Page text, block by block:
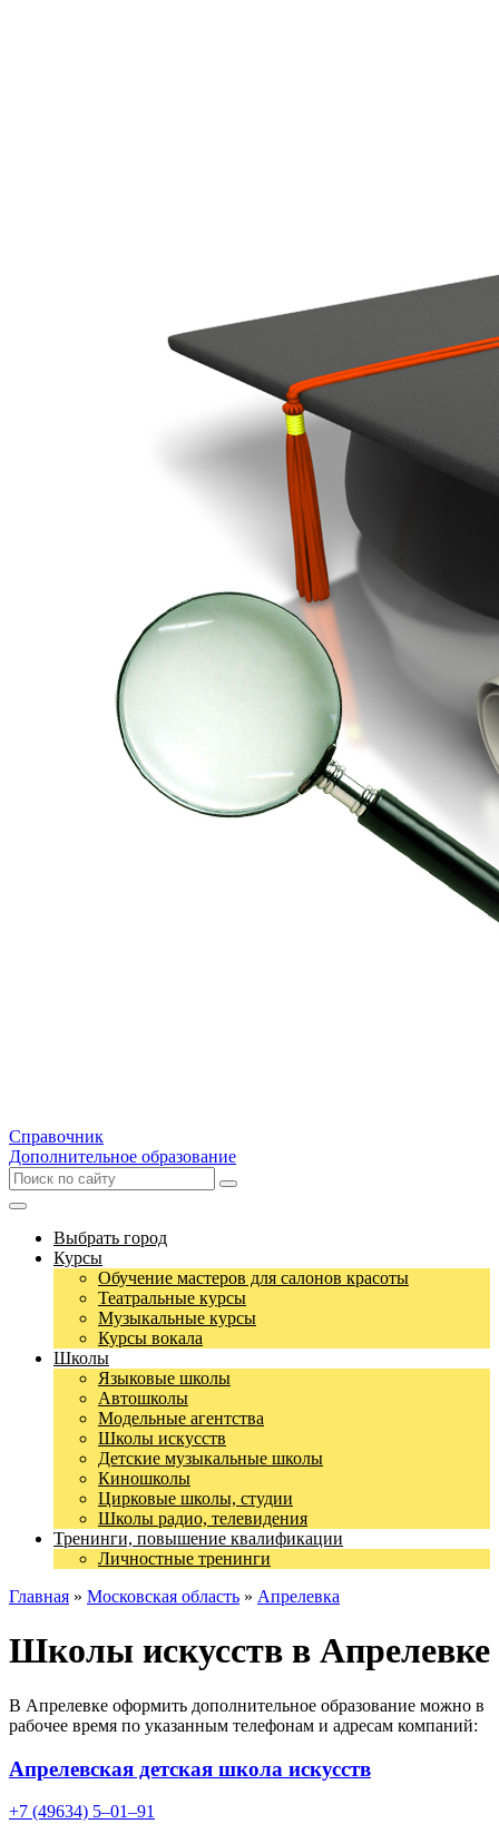
Справочник
Дополнительное образование
Выбрать город
Курсы
Обучение мастеров для салонов красоты
Театральные курсы
Музыкальные курсы
Курсы вокала
Школы
Языковые школы
Автошколы
Модельные агентства
Школы искусств
Детские музыкальные школы
Киношколы
Цирковые школы, студии
Школы радио, телевидения
Тренинги, повышение квалификации
Личностные тренинги
Главная » Московская область » Апрелевка
Школы искусств в Апрелевке
В Апрелевке оформить дополнительное образование можно в
рабочее время по указанным телефонам и адресам компаний:
Апрелевская детская школа искусств
+7 (49634) 5‒01‒91